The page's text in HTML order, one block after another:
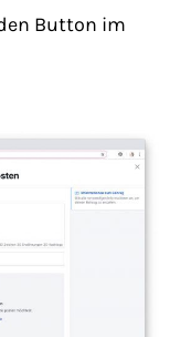
Button im